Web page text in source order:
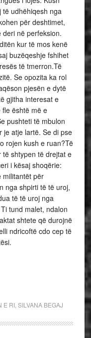
të udhëhiqesh nga
për deshtimet,
në perfeksion.
kur të mos kenë
buzëqeshje fshihet
të tmerron.Të
Se opozita ka rol
pjesën e dytë
gjitha interesat e
është më e
pushteti të mbulon
je atje lartë. Se di pse
rojen kush e ruan?Të
shtypen të drejtat e
i kësaj shoqërie:
militantët për
nga shpirti të të uroj,
të të uroj nga
tund malet, ndalon
shtete që durojnë
ndricoftë cdo cep të
E RI, SILVANA BEGAJ